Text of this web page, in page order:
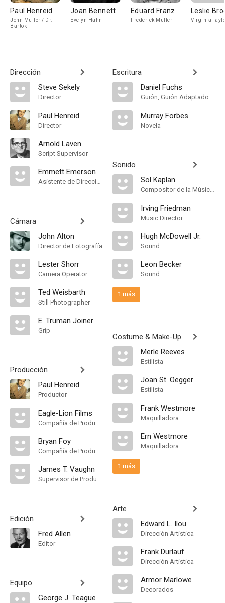
Paul Henreid
John Muller / Dr.
Bartok
Joan Bennett
Evelyn Hahn
Eduard Franz
Frederick Muller
Leslie
Virginia
Dirección
Steve Sekely
Director
Paul Henreid
Director
Arnold Laven
Script Supervisor
Emmett Emerson
Asistente de Dirección
Cámara
John Alton
Director de Fotografía
Lester Shorr
Camera Operator
Ted Weisbarth
Still Photographer
E. Truman Joiner
Grip
Producción
Paul Henreid
Productor
Eagle-Lion Films
Compañía de Produccion
Bryan Foy
Compañía de Produccion, Productor Ejecutivo, Executive In Charge Of Production
James T. Vaughn
Supervisor de Producción
Edición
Fred Allen
Editor
Equipo
George J. Teague
Escritura
Daniel Fuchs
Guión, Guión Adaptado
Murray Forbes
Novela
Sonido
Sol Kaplan
Compositor de la Música Original
Irving Friedman
Music Director
Hugh McDowell Jr.
Sound
Leon Becker
Sound
1 más
Costume & Make-Up
Merle Reeves
Estilista
Joan St. Oegger
Estilista
Frank Westmore
Maquilladora
Ern Westmore
Maquilladora
1 más
Arte
Edward L. Ilou
Dirección Artística
Frank Durlauf
Dirección Artística
Armor Marlowe
Decorados